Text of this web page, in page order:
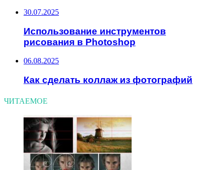
30.07.2025
Использование инструментов
рисования в Photoshop
06.08.2025
Как сделать коллаж из фотографий
ЧИТАЕМОЕ